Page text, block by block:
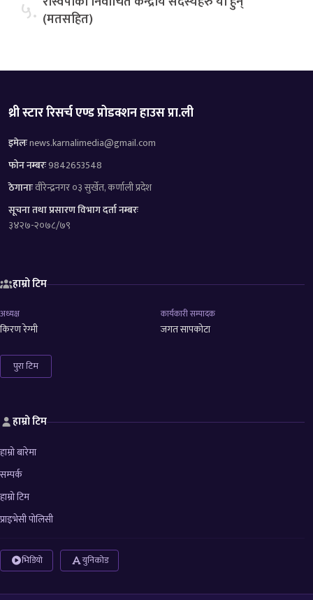
५. (मतसहित)
थ्री स्टार रिसर्च एण्ड प्रोडक्शन हाउस प्रा.ली
इमेलःnews.karnalimedia@gmail.com
फोन नम्बरः9842653548
ठेगानाःवीरेन्द्रनगर ०३ सुर्खेत, कर्णाली प्रदेश
सूचना तथा प्रसारण विभाग दर्ता नम्बरः
३४२७-२०७८/७९
हाम्रो टिम
अध्यक्ष
किरण रेग्मी
कार्यकारी सम्पादक
जगत सापकोटा
पुरा टिम
हाम्रो टिम
हाम्रो बारेमा
सम्पर्क
हाम्रो टिम
प्राइभेसी पोलिसी
भिडियो युनिकोड